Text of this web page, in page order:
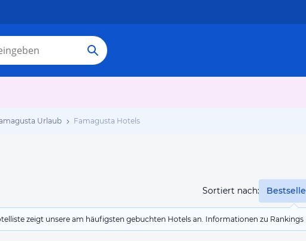
Urlaub Famagusta Hotels
Sortiert nach:
zeigt unsere am häufigsten gebuchten Hotels an. Informationen zu